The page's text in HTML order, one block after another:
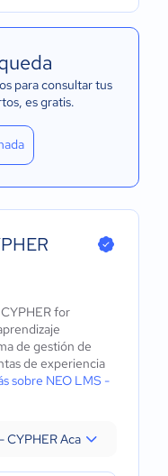
para consultar tus
, es gratis.
for
de gestión de
de experiencia
sobre NEO LMS -
Academia